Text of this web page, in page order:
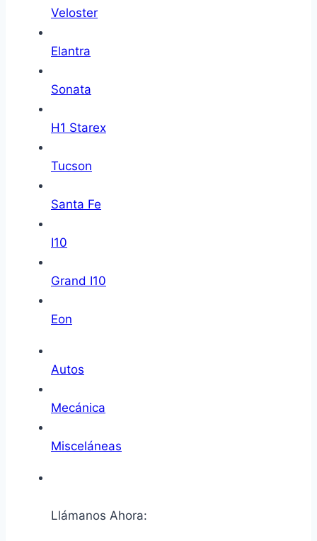
Veloster
Elantra
Sonata
H1 Starex
Tucson
Santa Fe
I10
Grand I10
Eon
Autos
Mecánica
Misceláneas
Llámanos Ahora: